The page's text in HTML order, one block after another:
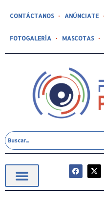
CONTÁCTANOS ANÚNCIATE
FOTOGALERÍA MASCOTAS